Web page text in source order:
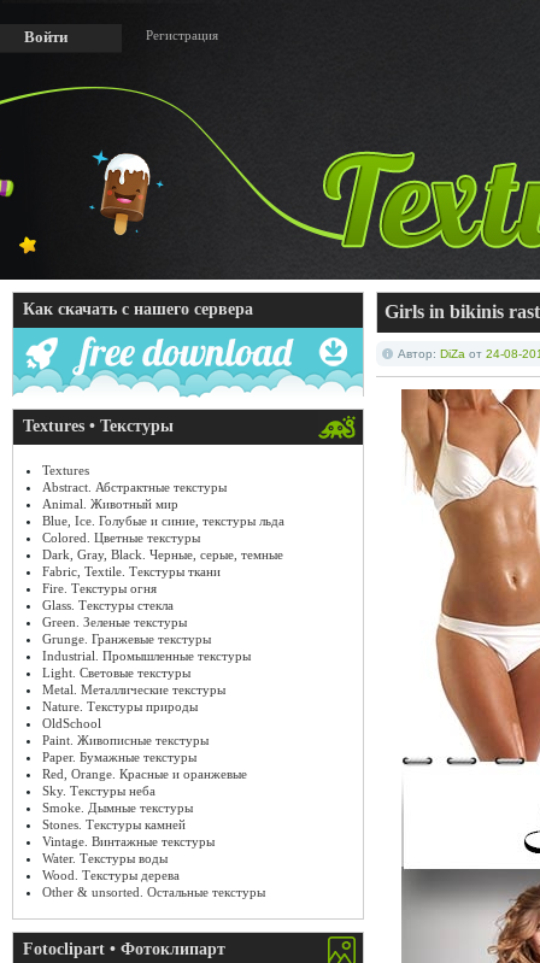
Войти Регистрация
Как скачать с нашего сервера
Textures • Текстуры
Textures
Abstract. Абстрактные текстуры
Animal. Животный мир
Blue, Ice. Голубые и синие, текстуры льда
Colored. Цветные текстуры
Dark, Gray, Black. Черные, серые, темные
Fabric, Textile. Текстуры ткани
Fire. Текстуры огня
Glass. Текстуры стекла
Green. Зеленые текстуры
Grunge. Гранжевые текстуры
Industrial. Промышленные текстуры
Light. Световые текстуры
Metal. Металлические текстуры
Nature. Текстуры природы
OldSchool
Paint. Живописные текстуры
Paper. Бумажные текстуры
Red, Orange. Красные и оранжевые
Sky. Текстуры неба
Smoke. Дымные текстуры
Stones. Текстуры камней
Vintage. Винтажные текстуры
Water. Текстуры воды
Wood. Текстуры дерева
Other & unsorted. Остальные текстуры
Fotoclipart • Фотоклипарт
Girls in bikinis
Автор: DiZa от 24-08-